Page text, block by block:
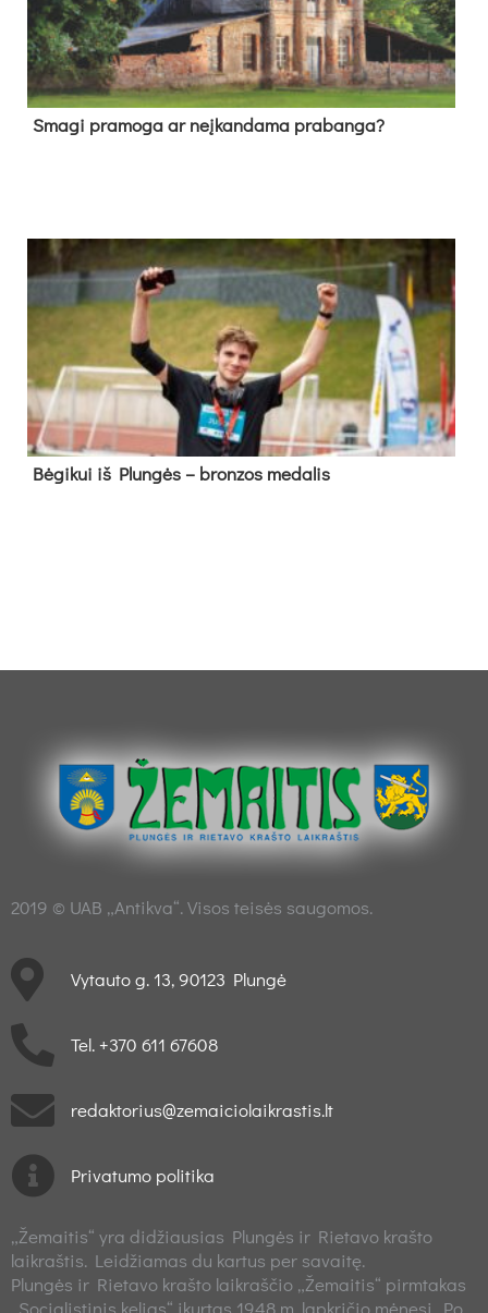
Sma­gi pra­mo­ga ar neį­kan­da­ma pra­ban­ga?
Bė­gi­kui iš Plun­gės – bron­zos me­da­lis
2019 © UAB „Antikva“. Visos teisės saugomos.
Vytauto g. 13, 90123 Plungė
Tel. +370 611 67608
redaktorius@zemaiciolaikrastis.lt
Privatumo politika
„Žemaitis“ yra didžiausias Plungės ir Rietavo krašto
laikraštis. Leidžiamas du kartus per savaitę.
Plungės ir Rietavo krašto laikraščio „Žemaitis“ pirmtakas